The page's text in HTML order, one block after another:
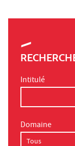
Intitulé
Domaine